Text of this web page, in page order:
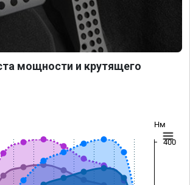
мощности и крутящего
Нм
400